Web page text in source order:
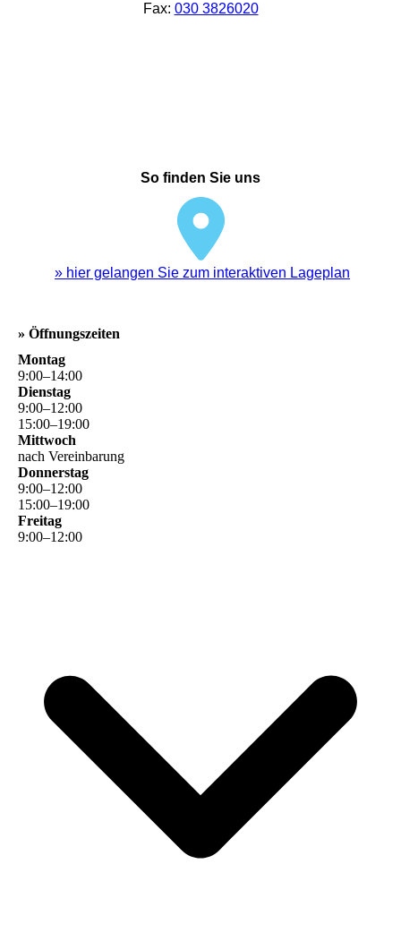
Fax: 030 3826020
So finden Sie uns
» hier gelangen Sie zum interaktiven Lageplan
» Öffnungszeiten
Montag
9:00–14:00
Dienstag
9:00–12:00
15:00–19:00
Mittwoch
nach Vereinbarung
Donnerstag
9:00–12:00
15:00–19:00
Freitag
9:00–12:00